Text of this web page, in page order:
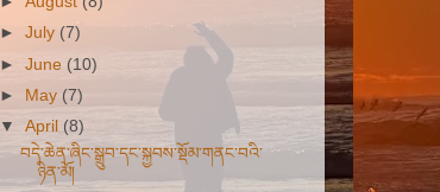
►July (7)
►June (10)
► May (7)
▼April (8)
བདེ་ཆེན་ཞིང་སྒྲུབ་དང་སྐྱབས་སྡོམ་གནང་བའི་
ཉིན་མོ།